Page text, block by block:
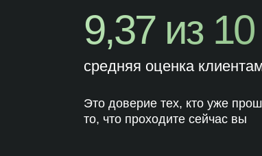
средняя оценка
Это доверие тех, кто уже
то, что проходите сейчас вы
9,37 из 10